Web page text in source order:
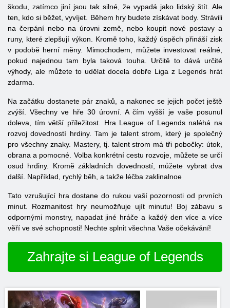
škodu, zatímco jiní jsou tak silné, že vypadá jako lidský štít. Ale
ten, kdo si běžet, vyvíjet. Během hry budete získávat body. Strávili
na čerpání nebo na úrovni země, nebo koupit nové postavy a
runy, které zlepšují výkon. Kromě toho, každý úspěch přináší zisk
v podobě herní měny. Mimochodem, můžete investovat reálné,
pokud najednou tam byla taková touha. Určitě to dává určité
výhody, ale můžete to udělat docela dobře Liga z Legends hrát
zdarma.
Na začátku dostanete pár znaků, a nakonec se jejich počet ještě
zvýší. Všechny ve hře 30 úrovní. A čím vyšší je vaše posunul
doleva, tím větší příležitost. Hra League of Legends naléhá na
rozvoj dovedností hrdiny. Tam je talent strom, který je společný
pro všechny znaky. Mastery, tj. talent strom má tři pobočky: útok,
obrana a pomocné. Volba konkrétní cestu rozvoje, můžete se určí
osud hrdiny. Kromě základních dovedností, můžete vybrat dva
další. Například, rychlý běh, a takže léčba zaklinalnoe
Tato vzrušující hra dostane do rukou vaší pozornosti od prvních
minut. Rozmanitost hry neumožňuje ujít minutu! Boj zábavu s
odpornými monstry, napadat jiné hráče a každý den více a více
věří ve své schopnosti! Nechte splnit všechna Vaše očekávání!
Zahrajte si League of Legends